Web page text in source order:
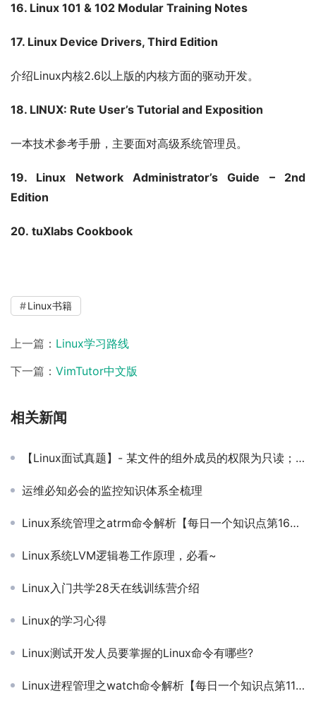
16. Linux 101 & 102 Modular Training Notes
17. Linux Device Drivers, Third Edition
介绍Linux内核2.6以上版的内核方面的驱动开发。
18. LINUX: Rute User’s Tutorial and Exposition
一本技术参考手册，主要面对高级系统管理员。
19. Linux Network Administrator’s Guide – 2nd
Edition
20. tuXlabs Cookbook
Linux书籍
上一篇： Linux学习路线
下一篇： VimTutor中文版
相关新闻
【Linux面试真题】- 某文件的组外成员的权限为只读；所有者有全部权限；组内的权限为读与写，则该文件的权限为什么？
运维必知必会的监控知识体系全梳理
Linux系统管理之atrm命令解析【每日一个知识点第162期-Linux】
Linux系统LVM逻辑卷工作原理，必看~
Linux入门共学28天在线训练营介绍
Linux的学习心得
Linux测试开发人员要掌握的Linux命令有哪些?
Linux进程管理之watch命令解析【每日一个知识点第116期-Linux】